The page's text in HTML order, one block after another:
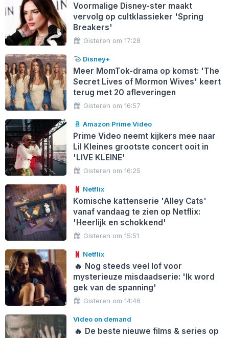
Voormalige Disney-ster maakt
vervolg op cultklassieker 'Spring
Breakers'
Gisteren om 17:28
Disney+
Meer MomTok-drama op komst: 'The
Secret Lives of Mormon Wives' keert
terug met 20 afleveringen
Gisteren om 16:57
Amazon Prime Video
Prime Video neemt kijkers mee naar
Lil Kleines grootste concert ooit in
'LIVE KLEINE'
Gisteren om 16:25
Netflix
Komische kattenserie 'Alley Cats'
vanaf vandaag te zien op Netflix:
'Heerlijk en schokkend'
Gisteren om 15:51
Netflix
🔥 Nog steeds veel lof voor
mysterieuze misdaadserie: 'Ik word
gek van de spanning'
Gisteren om 14:46
Video on demand
🔥 De beste nieuwe films & series op